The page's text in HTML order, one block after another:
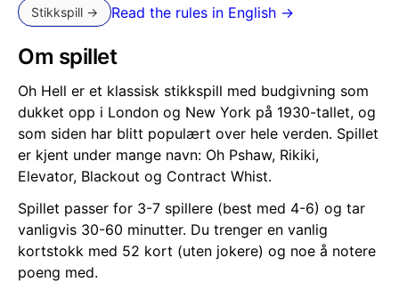
Stikkspill → Read the rules in English →
Om spillet
Oh Hell er et klassisk stikkspill med budgivning som
dukket opp i London og New York på 1930-tallet, og
som siden har blitt populært over hele verden. Spillet
er kjent under mange navn: Oh Pshaw, Rikiki,
Elevator, Blackout og Contract Whist.
Spillet passer for 3-7 spillere (best med 4-6) og tar
vanligvis 30-60 minutter. Du trenger en vanlig
kortstokk med 52 kort (uten jokere) og noe å notere
poeng med.